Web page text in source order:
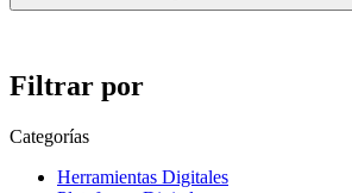
Filtrar por
Categorías
Herramientas Digitales